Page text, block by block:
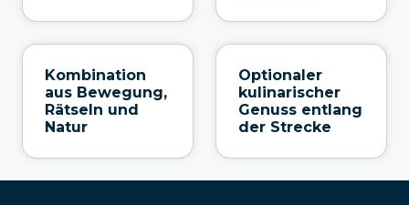
Kombination
aus Bewegung,
Rätseln und
Natur
Optionaler
kulinarischer
Genuss entlang
der Strecke